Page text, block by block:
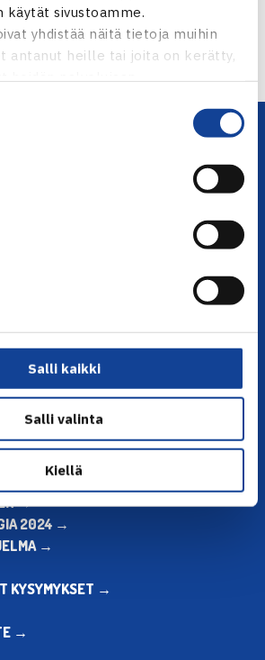
sivustoamme.
yhdistää näitä tietoja muihin
antanut heille tai joita on kerätty,
Salli kaikki
Salli valinta
Kiellä
Heliövaara jatkoon
Nurmen tie 1, 00250 Helsinki
yhteydessä
→
→
2024 →
→
KYSYMYKSET →
→